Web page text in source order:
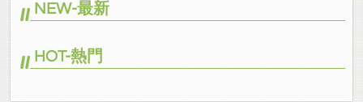
NEW-最新
HOT-熱門